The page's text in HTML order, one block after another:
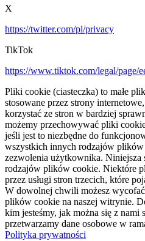
X
https://twitter.com/pl/privacy
TikTok
https://www.tiktok.com/legal/page/
Pliki cookie (ciasteczka) to małe
stosowane przez strony
korzystać ze stron w bardziej
możemy przechowywać pliki
jeśli jest to niezbędne do
wszystkich innych rodzajów
zezwolenia użytkownika. Niniejsza
rodzajów plików cookie. Niektóre
przez usługi stron trzecich, które
W dowolnej chwili możesz
plików cookie na naszej witrynie.
kim jesteśmy, jak można się z
przetwarzamy dane osobowe w
Polityka prywatności